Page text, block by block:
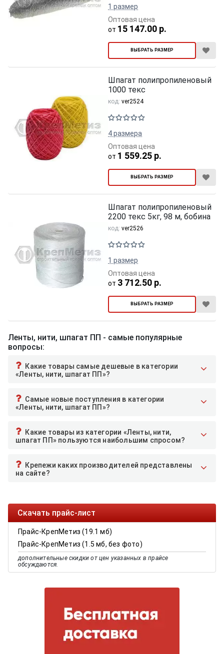
1 размер
ВЫБРАТЬ РАЗМЕР
от 15 147.00 р.
Оптовая цена
Шпагат полипропиленовый
1000 текс
код: ver2524
4 размера
ВЫБРАТЬ РАЗМЕР
от 1 559.25 р.
Оптовая цена
Шпагат полипропиленовый
2200 текс 5кг, 98 м, бобина
код: ver2526
1 размер
ВЫБРАТЬ РАЗМЕР
от 3 712.50 р.
Оптовая цена
Ленты, нити, шпагат ПП - самые популярные
вопросы:
Какие товары самые дешевые в категории
«Ленты, нити, шпагат ПП»?
Самые новые поступления в категории
«Ленты, нити, шпагат ПП»?
Какие товары из категории «Ленты, нити,
шпагат ПП» пользуются наибольшим спросом?
Крепежи каких производителей представлены
на сайте?
Скачать прайс-лист
Прайс-КрепМетиз (19.1 мб)
Прайс-КрепМетиз (1.5 мб, без фото)
дополнительные скидки от цен указанных в прайсе
обсуждаются.